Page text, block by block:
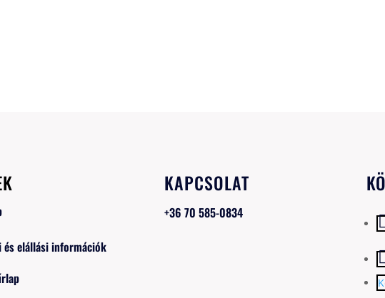
és elállási információk
KAPCSOLAT
+36 70 585-0834